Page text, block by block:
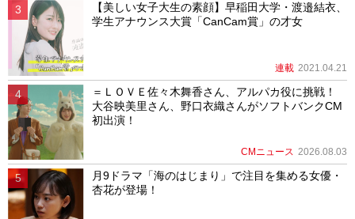
【美しい女子大生の素顔】早稲田大学・渡邉結衣、
学生アナウンス大賞「CanCam賞」の才女
連載 2021.04.21
＝ＬＯＶＥ佐々木舞香さん、アルパカ役に挑戦！
大谷映美里さん、野口衣織さんがソフトバンクCM
初出演！
CMニュース 2026.08.03
月9ドラマ「海のはじまり」で注目を集める女優・
杏花が登場！